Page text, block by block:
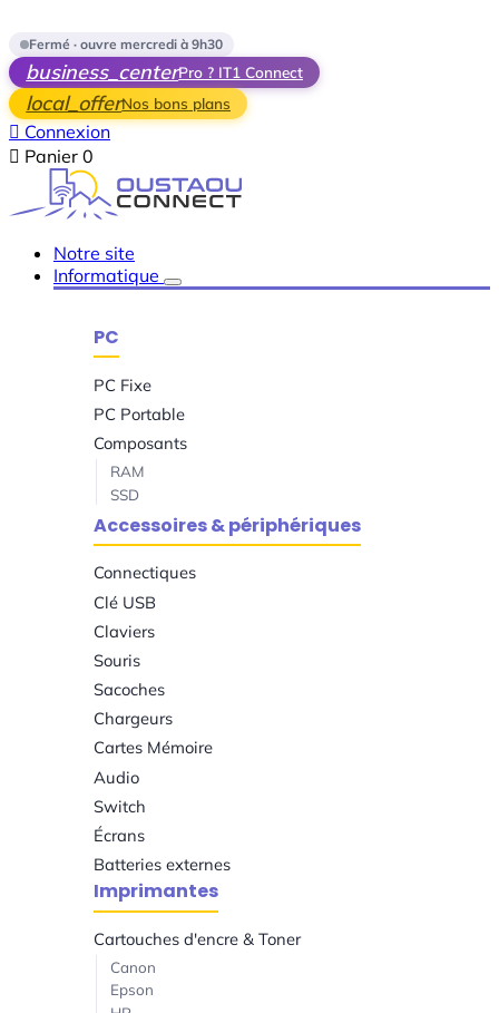
Fermé · ouvre mercredi à 9h30
business_centerPro ? IT1 Connect
local_offerNos bons plans
 Connexion
 Panier 0
Notre site
Informatique
PC
PC Fixe
PC Portable
Composants
RAM
SSD
Accessoires & périphériques
Connectiques
Clé USB
Claviers
Souris
Sacoches
Chargeurs
Cartes Mémoire
Audio
Switch
Écrans
Batteries externes
Imprimantes
Cartouches d'encre & Toner
Canon
Epson